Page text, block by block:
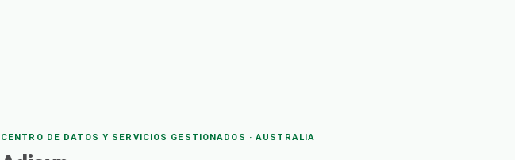
CENTRO DE DATOS Y SERVICIOS GESTIONADOS · AUSTRALIA